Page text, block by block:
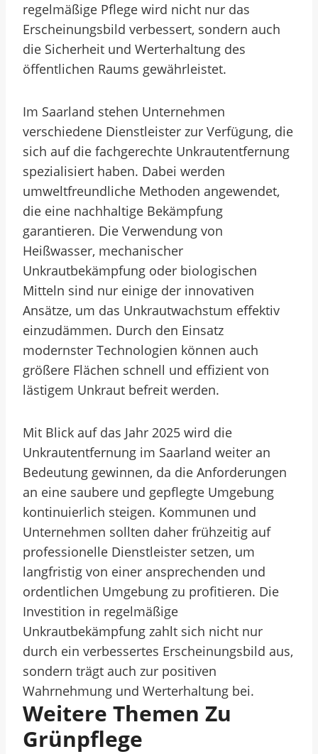
regelmäßige Pflege wird nicht nur das
Erscheinungsbild verbessert, sondern auch
die Sicherheit und Werterhaltung des
öffentlichen Raums gewährleistet.
Im Saarland stehen Unternehmen
verschiedene Dienstleister zur Verfügung, die
sich auf die fachgerechte Unkrautentfernung
spezialisiert haben. Dabei werden
umweltfreundliche Methoden angewendet,
die eine nachhaltige Bekämpfung
garantieren. Die Verwendung von
Heißwasser, mechanischer
Unkrautbekämpfung oder biologischen
Mitteln sind nur einige der innovativen
Ansätze, um das Unkrautwachstum effektiv
einzudämmen. Durch den Einsatz
modernster Technologien können auch
größere Flächen schnell und effizient von
lästigem Unkraut befreit werden.
Mit Blick auf das Jahr 2025 wird die
Unkrautentfernung im Saarland weiter an
Bedeutung gewinnen, da die Anforderungen
an eine saubere und gepflegte Umgebung
kontinuierlich steigen. Kommunen und
Unternehmen sollten daher frühzeitig auf
professionelle Dienstleister setzen, um
langfristig von einer ansprechenden und
ordentlichen Umgebung zu profitieren. Die
Investition in regelmäßige
Unkrautbekämpfung zahlt sich nicht nur
durch ein verbessertes Erscheinungsbild aus,
sondern trägt auch zur positiven
Wahrnehmung und Werterhaltung bei.
Weitere Themen Zu
Grünpflege